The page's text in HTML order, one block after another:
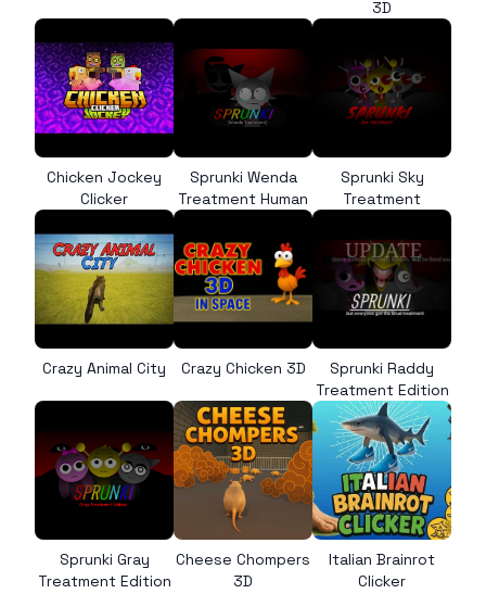
3D
Chicken Jockey
Clicker
Sprunki Wenda
Treatment Human
Sprunki Sky
Treatment
Crazy Animal City Crazy Chicken 3D
Sprunki Raddy
Treatment Edition
Sprunki Gray
Treatment Edition
Cheese Chompers
3D
Italian Brainrot
Clicker